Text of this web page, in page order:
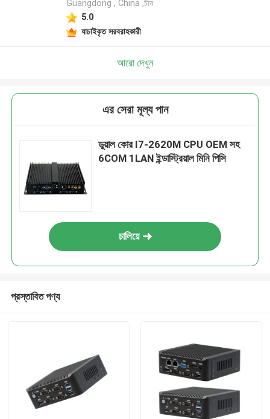
Guangdong , China ,চীন
5.0
যাচাইকৃত সরবরাহকারী
আরো দেখুন
এর সেরা মূল্য পান
ডুয়াল কোর I7-2620M CPU OEM সহ
6COM 1LAN ইন্ডাস্ট্রিয়াল মিনি পিসি
চালিয়ে
প্রস্তাবিত পণ্য